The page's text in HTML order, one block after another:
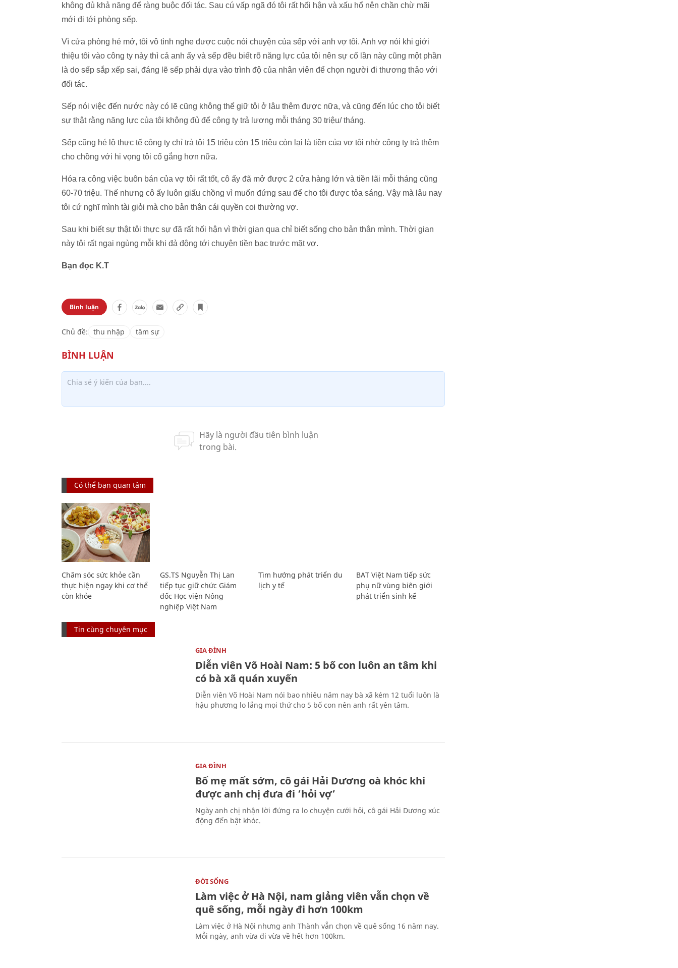
không đủ khả năng để ràng buộc đối tác. Sau cú vấp ngã đó tôi rất hối hận và xấu hổ nên chần chừ mãi
mới đi tới phòng sếp.
Vì cửa phòng hé mở, tôi vô tình nghe được cuộc nói chuyện của sếp với anh vợ tôi. Anh vợ nói khi giới
thiệu tôi vào công ty này thì cả anh ấy và sếp đều biết rõ năng lực của tôi nên sự cố lần này cũng một phần
là do sếp sắp xếp sai, đáng lẽ sếp phải dựa vào trình độ của nhân viên để chọn người đi thương thảo với
đối tác.
Sếp nói việc đến nước này có lẽ cũng không thể giữ tôi ở lâu thêm được nữa, và cũng đến lúc cho tôi biết
sự thật rằng năng lực của tôi không đủ để công ty trả lương mỗi tháng 30 triệu/ tháng.
Sếp cũng hé lộ thực tế công ty chỉ trả tôi 15 triệu còn 15 triệu còn lại là tiền của vợ tôi nhờ công ty trả thêm
cho chồng với hi vọng tôi cố gắng hơn nữa.
Hóa ra công việc buôn bán của vợ tôi rất tốt, cô ấy đã mở được 2 cửa hàng lớn và tiền lãi mỗi tháng cũng
60-70 triệu. Thế nhưng cô ấy luôn giấu chồng vì muốn đứng sau để cho tôi được tỏa sáng. Vậy mà lâu nay
tôi cứ nghĩ mình tài giỏi mà cho bản thân cái quyền coi thường vợ.
Sau khi biết sự thật tôi thực sự đã rất hối hận vì thời gian qua chỉ biết sống cho bản thân mình. Thời gian
này tôi rất ngại ngùng mỗi khi đả động tới chuyện tiền bạc trước mặt vợ.
Bạn đọc K.T
Bình luận
Chủ đề: thu nhập tâm sự
Có thể bạn quan tâm
Chăm sóc sức khỏe cần
thực hiện ngay khi cơ thể
còn khỏe
GS.TS Nguyễn Thị Lan
tiếp tục giữ chức Giám
đốc Học viện Nông
nghiệp Việt Nam
Tìm hướng phát triển du
lịch y tế
BAT Việt Nam tiếp sức
phụ nữ vùng biên giới
phát triển sinh kế
Tin cùng chuyên mục
GIA ĐÌNH
Diễn viên Võ Hoài Nam: 5 bố con luôn an tâm khi
có bà xã quán xuyến
Diễn viên Võ Hoài Nam nói bao nhiêu năm nay bà xã kém 12 tuổi luôn là
hậu phương lo lắng mọi thứ cho 5 bố con nên anh rất yên tâm.
GIA ĐÌNH
Bố mẹ mất sớm, cô gái Hải Dương oà khóc khi
được anh chị đưa đi ‘hỏi vợ’
Ngày anh chị nhận lời đứng ra lo chuyện cưới hỏi, cô gái Hải Dương xúc
động đến bật khóc.
ĐỜI SỐNG
Làm việc ở Hà Nội, nam giảng viên vẫn chọn về
quê sống, mỗi ngày đi hơn 100km
Làm việc ở Hà Nội nhưng anh Thành vẫn chọn về quê sống 16 năm nay.
Mỗi ngày, anh vừa đi vừa về hết hơn 100km.